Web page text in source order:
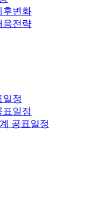
후변화
응전략
일정
표일정
공표일정